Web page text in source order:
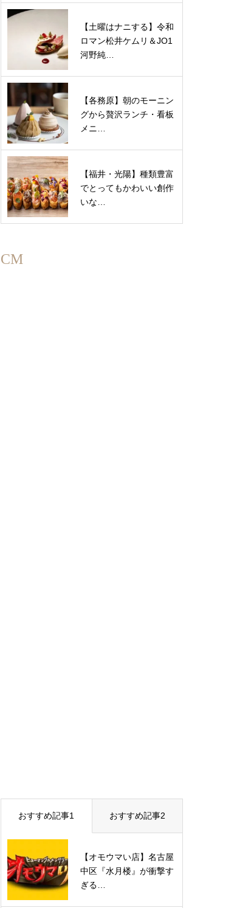
【土曜はナニする】令和
ロマン松井ケムリ＆JO1
河野純…
【各務原】朝のモーニン
グから贅沢ランチ・看板
メニ…
【福井・光陽】種類豊富
でとってもかわいい創作
いな…
CM
おすすめ記事1 おすすめ記事2
【オモウマい店】名古屋
中区『水月楼』が衝撃す
ぎる…